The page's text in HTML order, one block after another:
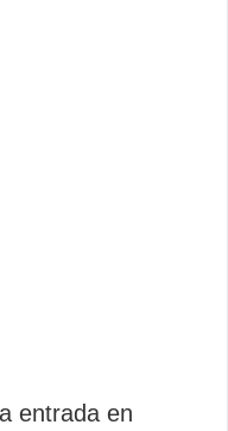
entrada en